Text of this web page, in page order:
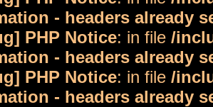
- headers already
PHP Notice: in file /
- headers already
PHP Notice: in file /
- headers already